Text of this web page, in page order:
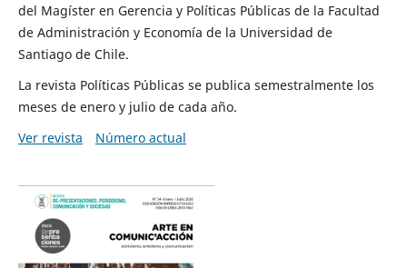
del Magíster en Gerencia y Políticas Públicas de la Facultad
de Administración y Economía de la Universidad de
Santiago de Chile.
La revista Políticas Públicas se publica semestralmente los
meses de enero y julio de cada año.
Ver revista
Número actual